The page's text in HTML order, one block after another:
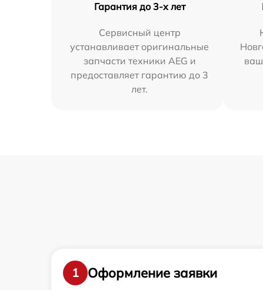
Гарантия до 3-х лет
Сервисный центр
устанавливает оригинальные
запчасти техники AEG и
предоставляет гарантию до 3
лет.
1
Оформление заявки